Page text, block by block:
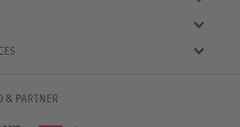
& PARTNER